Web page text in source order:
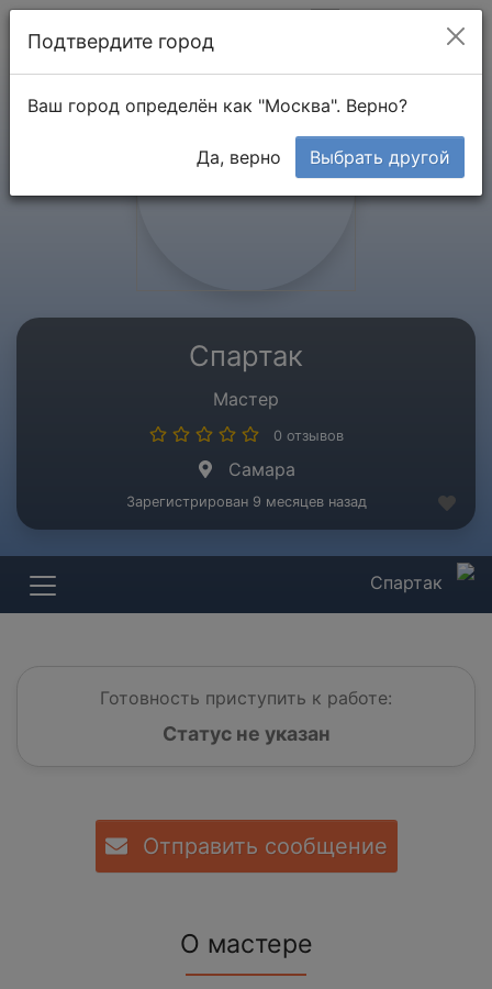
Спартак
Мастер
0 отзывов
Самара
Зарегистрирован 9 месяцев назад
Спартак
Готовность приступить к работе:
Статус не указан
Отправить сообщение
О мастере
Подтвердите город
Ваш город определён как "Москва". Верно?
Да, верно Выбрать другой